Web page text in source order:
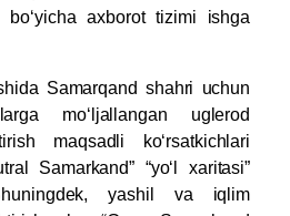
bo‘yicha axborot tizimi ishga
Samarqand shahri uchun
mo‘ljallangan uglerod
maqsadli ko‘rsatkichlari
Samarkand” “yo‘l xaritasi”
yashil va iqlim